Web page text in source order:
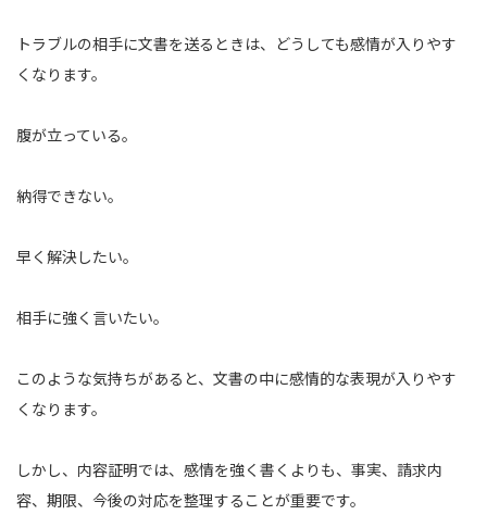
トラブルの相手に文書を送るときは、どうしても感情が入りやす
くなります。
腹が立っている。
納得できない。
早く解決したい。
相手に強く言いたい。
このような気持ちがあると、文書の中に感情的な表現が入りやす
くなります。
しかし、内容証明では、感情を強く書くよりも、事実、請求内
容、期限、今後の対応を整理することが重要です。